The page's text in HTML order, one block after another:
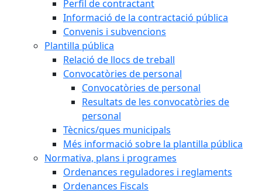
Perfil de contractant
Informació de la contractació pública
Convenis i subvencions
Plantilla pública
Relació de llocs de treball
Convocatòries de personal
Convocatòries de personal
Resultats de les convocatòries de
personal
Tècnics/ques municipals
Més informació sobre la plantilla pública
Normativa, plans i programes
Ordenances reguladores i reglaments
Ordenances Fiscals